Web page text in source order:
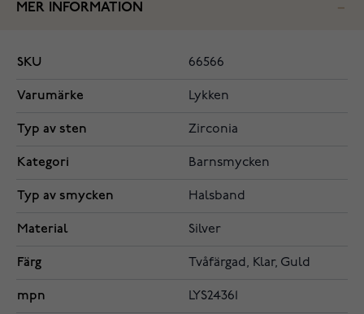
MER INFORMATION
SKU 66566
Varumärke Lykken
Typ av sten Zirconia
Kategori Barnsmycken
Typ av smycken Halsband
Material Silver
Färg Tvåfärgad, Klar, Guld
mpn LYS24361